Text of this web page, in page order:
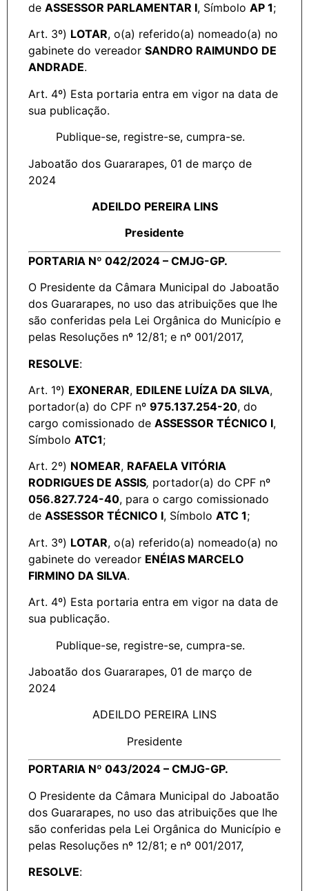
de ASSESSOR PARLAMENTAR I, Símbolo AP 1;
Art. 3º) LOTAR, o(a) referido(a) nomeado(a) no
gabinete do vereador SANDRO RAIMUNDO DE
ANDRADE.
Art. 4º) Esta portaria entra em vigor na data de
sua publicação.
Publique-se, registre-se, cumpra-se.
Jaboatão dos Guararapes, 01 de março de
2024
ADEILDO PEREIRA LINS
Presidente
PORTARIA Nº 042/2024 – CMJG-GP.
O Presidente da Câmara Municipal do Jaboatão
dos Guararapes, no uso das atribuições que lhe
são conferidas pela Lei Orgânica do Município e
pelas Resoluções nº 12/81; e nº 001/2017,
RESOLVE:
Art. 1º) EXONERAR, EDILENE LUÍZA DA SILVA,
portador(a) do CPF nº 975.137.254-20, do
cargo comissionado de ASSESSOR TÉCNICO I,
Símbolo ATC1;
Art. 2º) NOMEAR, RAFAELA VITÓRIA
RODRIGUES DE ASSIS, portador(a) do CPF nº
056.827.724-40, para o cargo comissionado
de ASSESSOR TÉCNICO I, Símbolo ATC 1;
Art. 3º) LOTAR, o(a) referido(a) nomeado(a) no
gabinete do vereador ENÉIAS MARCELO
FIRMINO DA SILVA.
Art. 4º) Esta portaria entra em vigor na data de
sua publicação.
Publique-se, registre-se, cumpra-se.
Jaboatão dos Guararapes, 01 de março de
2024
ADEILDO PEREIRA LINS
Presidente
PORTARIA Nº 043/2024 – CMJG-GP.
O Presidente da Câmara Municipal do Jaboatão
dos Guararapes, no uso das atribuições que lhe
são conferidas pela Lei Orgânica do Município e
pelas Resoluções nº 12/81; e nº 001/2017,
RESOLVE: